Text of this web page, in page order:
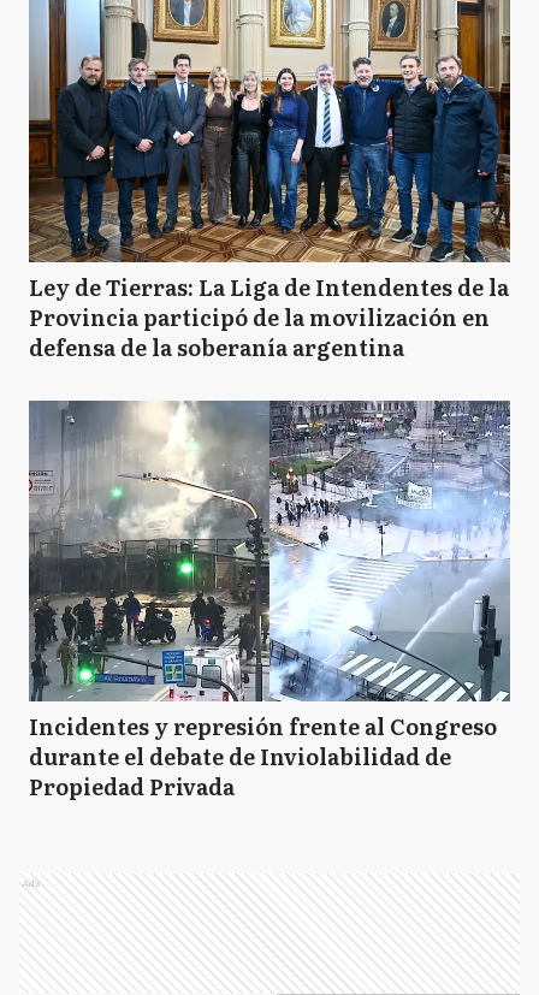
Ley de Tierras: La Liga de Intendentes de la
Provincia participó de la movilización en
defensa de la soberanía argentina
Incidentes y represión frente al Congreso
durante el debate de Inviolabilidad de
Propiedad Privada
Ads